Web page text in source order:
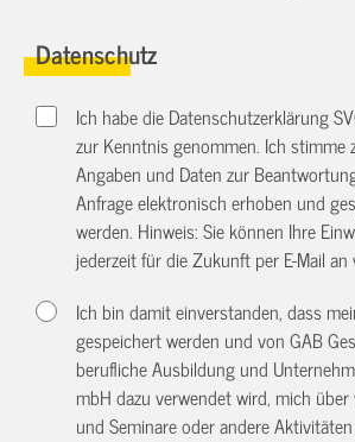
Datenschutz
Ich habe die Datenschutzerklärung
zur Kenntnis genommen. Ich stimme
Angaben und Daten zur
Anfrage elektronisch erhoben und
werden. Hinweis: Sie können Ihre
jederzeit für die Zukunft per E-Mail an
Ich bin damit einverstanden, dass
gespeichert werden und von GAB
berufliche Ausbildung und
mbH dazu verwendet wird, mich
und Seminare oder andere